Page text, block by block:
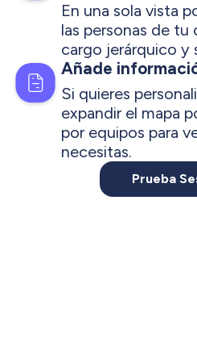
En una sola vista
las personas de tu
cargo jerárquico y
Añade
Si quieres
expandir el mapa
por equipos para
necesitas.
Prueba